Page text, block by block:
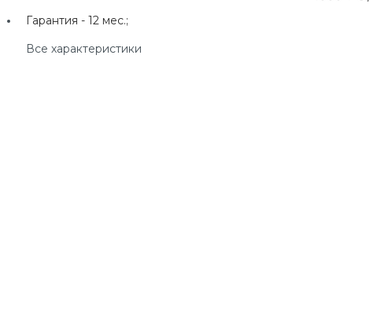
Клары Цеткин, д. 4
Гарантия -12 мес.;
Все характеристики